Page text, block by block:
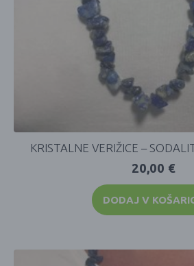
KRISTALNE VERIŽICE –
20,00 €
DODAJ V